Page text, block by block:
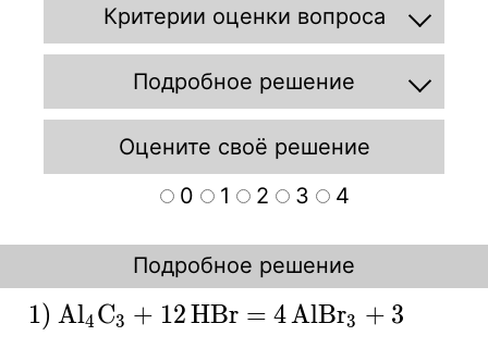
Критерии оценки вопроса
Подробное решение
Оцените своё решение
0
1 2 3 4
Подробное решение
\ce{1)
1) AlX
4 CX
3 + 12HBr = 4AlBrX
3 + 3